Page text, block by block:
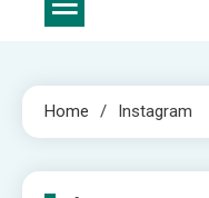
Home Instagram